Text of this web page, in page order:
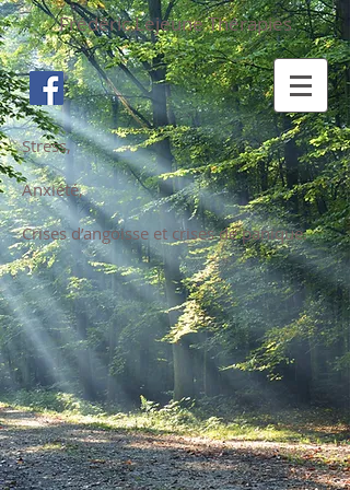
Frédéric Lejeune Thérapies
Stress,
Anxiété,
Crises d’angoisse et crises de panique.